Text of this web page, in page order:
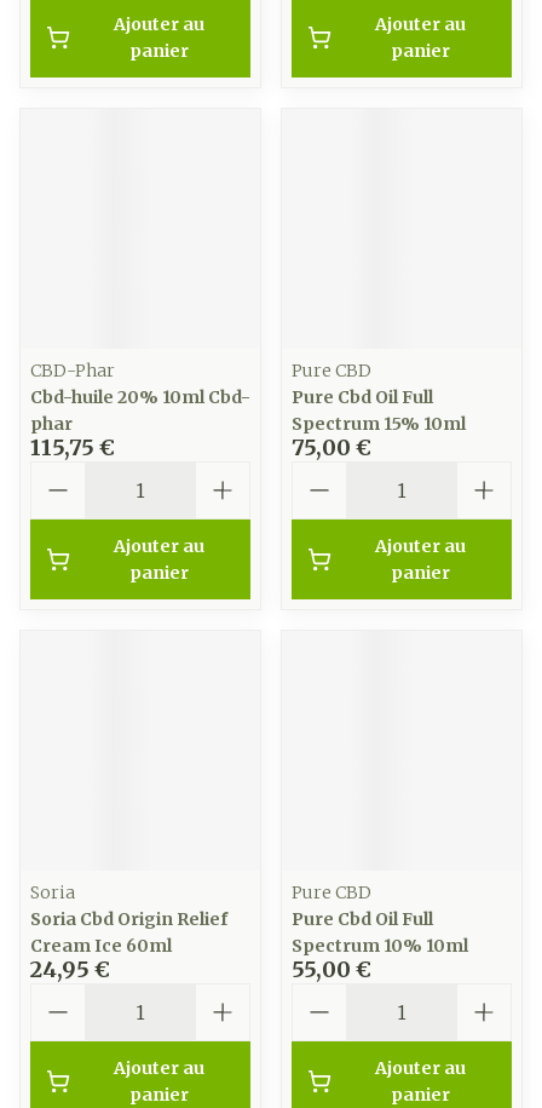
Ajouter au
panier
Ajouter au
panier
CBD-Phar
Cbd-huile 20% 10ml Cbd-
phar
115,75 €
Ajouter au
panier
Pure CBD
Pure Cbd Oil Full
Spectrum 15% 10ml
75,00 €
Ajouter au
panier
Soria
Soria Cbd Origin Relief
Cream Ice 60ml
24,95 €
Ajouter au
panier
Pure CBD
Pure Cbd Oil Full
Spectrum 10% 10ml
55,00 €
Ajouter au
panier